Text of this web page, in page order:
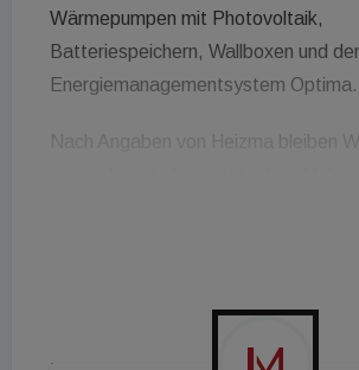
Wärmepumpen mit Photovoltaik,
Batteriespeichern, Wallboxen und
Energiemanagementsystem Optima.
Nach Angaben von Heizma bleiben
inklusive Speicher an Gewicht.
Rund 30 bis 40 Prozent der